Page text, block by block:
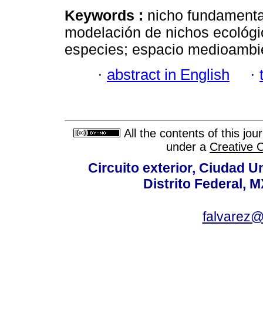
Keywords : nicho
modelación de nichos
especies; espacio
· abstract in English ·
All the contents of this
under a Creative
Circuito exterior, Ciudad
Distrito Federal,